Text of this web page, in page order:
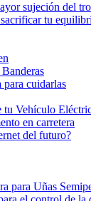
sujeción del
tu
para cuidarlas
Vehículo
en carretera
del futuro?
para Uñas